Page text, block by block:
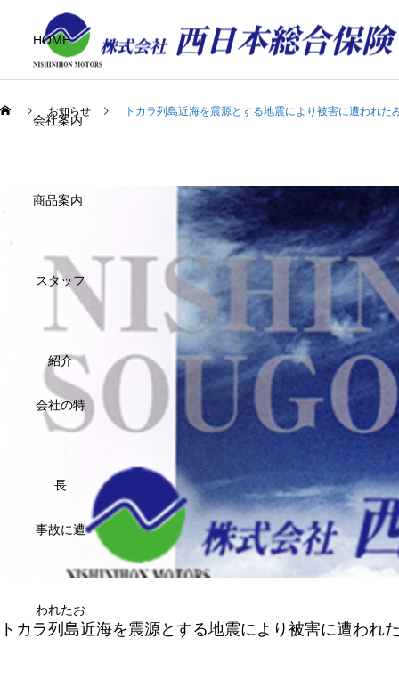
HOME
会社案内
商品案内
スタッフ
紹介
会社の特
長
事故に遭
われたお
お知らせ トカラ列島近海を震源とする地震により被害に遭われた
トカラ列島近海を震源とする地震により被害に遭われ